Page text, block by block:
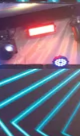
Itapevi CotiaPirapora
Franco da